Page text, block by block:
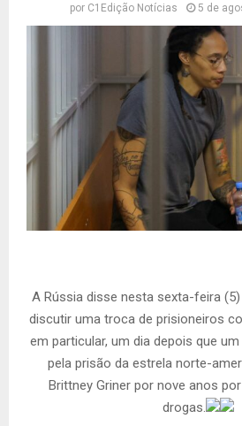
por C1Edição Notícias 5 de
A Rússia disse nesta sexta-feira
discutir uma troca de prisioneiros
em particular, um dia depois que
pela prisão da estrela norte-
Brittney Griner por nove anos
drogas.